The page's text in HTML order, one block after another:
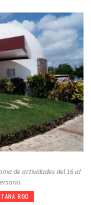
de actividades del 16 al
ROO